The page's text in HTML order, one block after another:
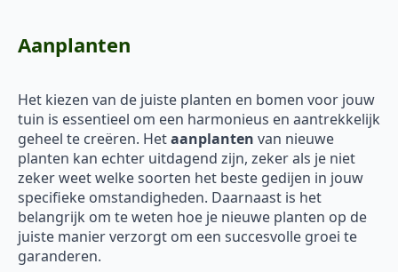
Aanplanten
Het kiezen van de juiste planten en bomen voor jouw
tuin is essentieel om een harmonieus en aantrekkelijk
geheel te creëren. Hetaanplanten van nieuwe
planten kan echter uitdagend zijn, zeker als je niet
zeker weet welke soorten het beste gedijen in jouw
specifieke omstandigheden. Daarnaast is het
belangrijk om te weten hoe je nieuwe planten op de
juiste manier verzorgt om een succesvolle groei te
garanderen.